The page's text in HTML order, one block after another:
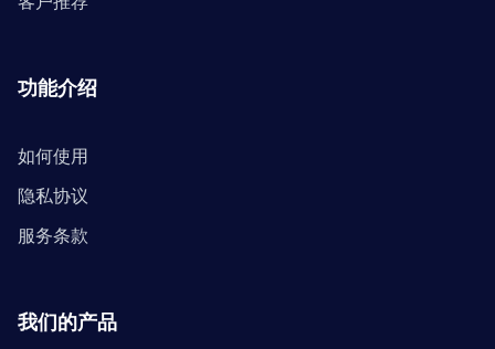
功能介绍
如何使用
隐私协议
服务条款
我们的产品